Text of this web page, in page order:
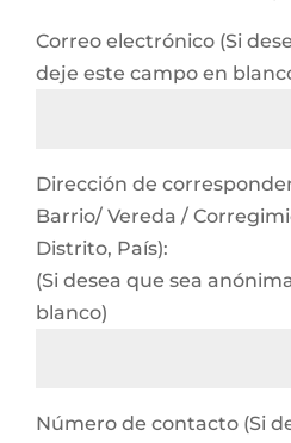
Correo electrónico (Si
deje este campo en
Dirección de
Barrio/ Vereda /
Distrito, País):
(Si desea que sea
blanco)
Número de contacto (Si